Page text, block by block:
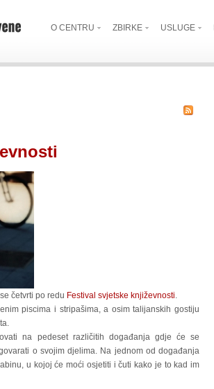
O CENTRU ZBIRKE USLUGE
četvrti po redu Festival svjetske književnosti.
piscima i stripašima, a osim talijanskih gostiju
na pedeset različitih događanja gdje će se
o svojim djelima. Na jednom od događanja
u kojoj će moći osjetiti i čuti kako je to kad im